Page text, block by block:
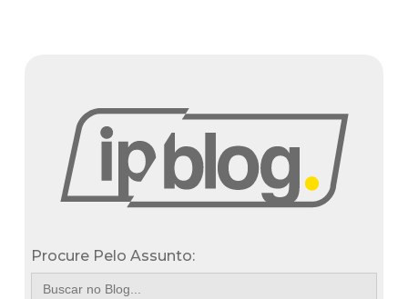
Procure Pelo Assunto:
Search
for: